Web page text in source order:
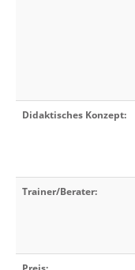
Didaktisches Konzept:
Trainer/Berater: